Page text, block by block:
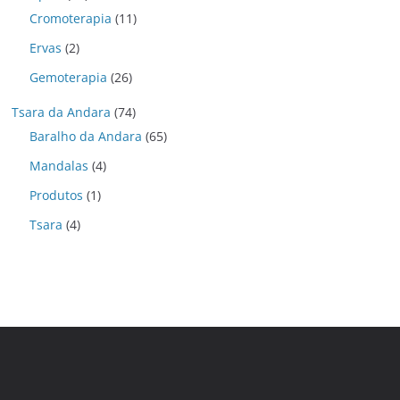
Cromoterapia (11)
Ervas (2)
Gemoterapia (26)
Tsara da Andara (74)
Baralho da Andara (65)
Mandalas (4)
Produtos (1)
Tsara (4)